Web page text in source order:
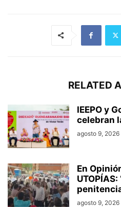
RELATED
IEEPO y
celebran
agosto 9, 2026
En
agosto 9, 2026